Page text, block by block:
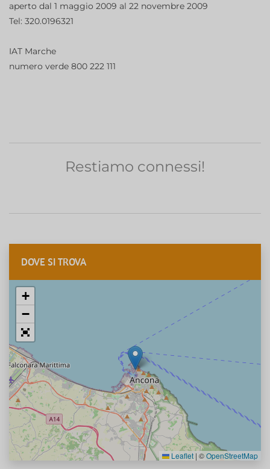
aperto dal 1 maggio 2009 al 22 novembre 2009
Tel: 320.0196321
IAT Marche
numero verde 800 222 111
Restiamo connessi!
DOVE SI TROVA
+
−
Leaflet | ©OpenStreetMap